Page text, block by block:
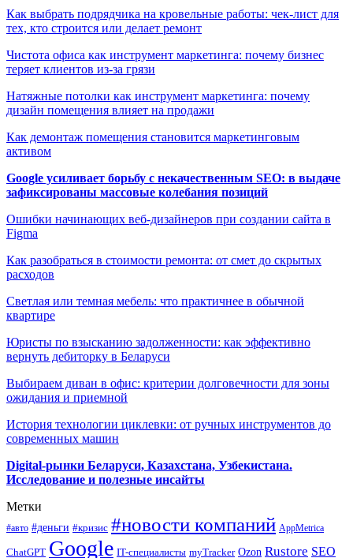
Как выбрать подрядчика на кровельные работы: чек-лист для
тех, кто строится или делает ремонт
Чистота офиса как инструмент маркетинга: почему бизнес
теряет клиентов из-за грязи
Натяжные потолки как инструмент маркетинга: почему
дизайн помещения влияет на продажи
Как демонтаж помещения становится маркетинговым
активом
Google усиливает борьбу с некачественным SEO: в выдаче
зафиксированы массовые колебания позиций
Ошибки начинающих веб-дизайнеров при создании сайта в
Figma
Как разобраться в стоимости ремонта: от смет до скрытых
расходов
Светлая или темная мебель: что практичнее в обычной
квартире
Юристы по взысканию задолженности: как эффективно
вернуть дебиторку в Беларуси
Выбираем диван в офис: критерии долговечности для зоны
ожидания и приемной
История технологии циклевки: от ручных инструментов до
современных машин
Digital-рынки Беларуси, Казахстана, Узбекистана.
Исследование и полезные инсайты
Метки
#авто #деньги #кризис #новости компаний AppMetrica
ChatGPT Google IT-специалисты myTracker Ozon Rustore SEO